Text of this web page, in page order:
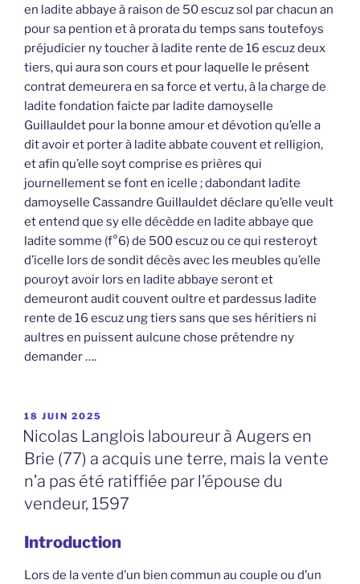
en ladite abbaye à raison de 50 escuz sol par chacun an
pour sa pention et à prorata du temps sans toutefoys
préjudicier ny toucher à ladite rente de 16 escuz deux
tiers, qui aura son cours et pour laquelle le présent
contrat demeurera en sa force et vertu, à la charge de
ladite fondation faicte par ladite damoyselle
Guillauldet pour la bonne amour et dévotion qu’elle a
dit avoir et porter à ladite abbate couvent et relligion,
et afin qu’elle soyt comprise es prières qui
journellement se font en icelle ; dabondant ladite
damoyselle Cassandre Guillauldet déclare qu’elle veult
et entend que sy elle décèdde en ladite abbaye que
ladite somme (f°6) de 500 escuz ou ce qui resteroyt
d’icelle lors de sondit décès avec les meubles qu’elle
pouroyt avoir lors en ladite abbaye seront et
demeuront audit couvent oultre et pardessus ladite
rente de 16 escuz ung tiers sans que ses héritiers ni
aultres en puissent aulcune chose prétendre ny
demander ….
PUBLIÉ
LE
18 JUIN 2025
Nicolas Langlois laboureur à Augers en
Brie (77) a acquis une terre, mais la vente
n’a pas été ratiffiée par l’épouse du
vendeur, 1597
Introduction
Lors de la vente d’un bien commun au couple ou d’un